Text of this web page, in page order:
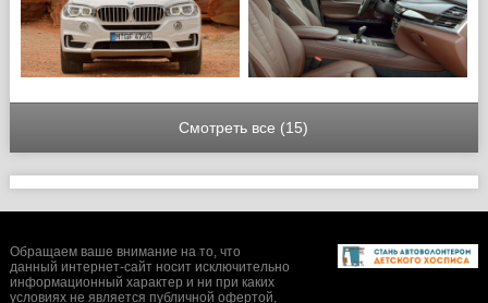
Смотреть все (15)
Обращаем ваше внимание на то, что
данный интернет-сайт носит исключительно
информационный характер и ни при каких
условиях не является публичной офертой,